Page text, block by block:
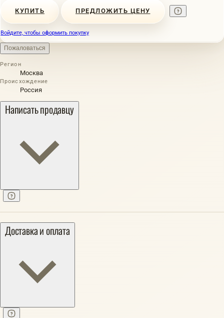
КУПИТЬ ПРЕДЛОЖИТЬ ЦЕНУ
Войдите, чтобы оформить покупку
Пожаловаться
Регион
Москва
Происхождение
Россия
Написать продавцу
Доставка и оплата